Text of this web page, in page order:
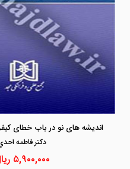
دكتر فاطمه
۵,۹۰۰,۰۰۰